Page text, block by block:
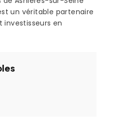
un véritable partenaire
en